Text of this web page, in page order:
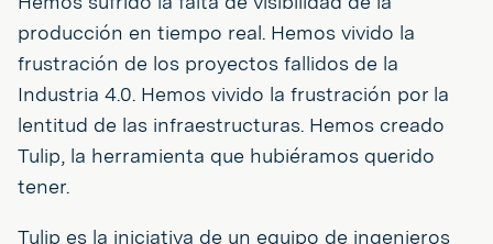
producción en tiempo real. Hemos vivido la
frustración de los proyectos fallidos de la
Industria 4.0. Hemos vivido la frustración por la
lentitud de las infraestructuras. Hemos creado
Tulip, la herramienta que hubiéramos querido
tener.
Tulip es la iniciativa de un equipo de ingenieros